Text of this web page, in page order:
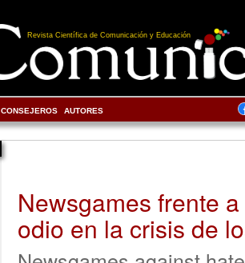
Revista Científica de Comunicación y Educación
CONSEJEROS AUTORES
Newsgames frente
odio en la crisis de